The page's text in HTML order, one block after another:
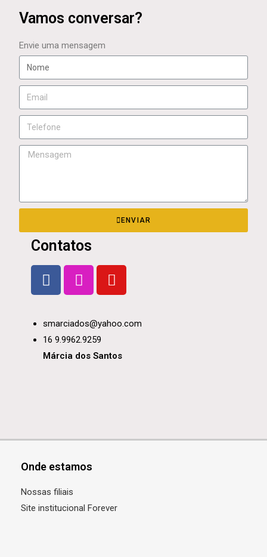
Vamos conversar?
Envie uma mensagem
ENVIAR
Contatos
smarciados@yahoo.com
16 9.9962.9259
Márcia dos Santos
Onde estamos
Nossas filiais
Site institucional Forever